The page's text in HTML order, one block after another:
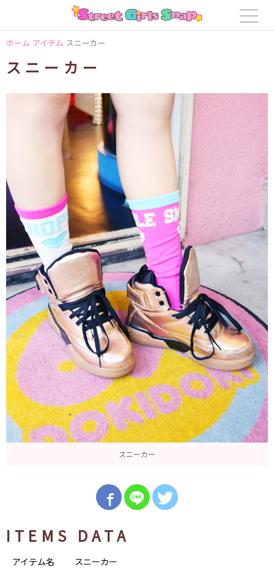
ホーム アイテム スニーカー
スニーカー
スニーカー
ITEMS DATA
アイテム名 スニーカー